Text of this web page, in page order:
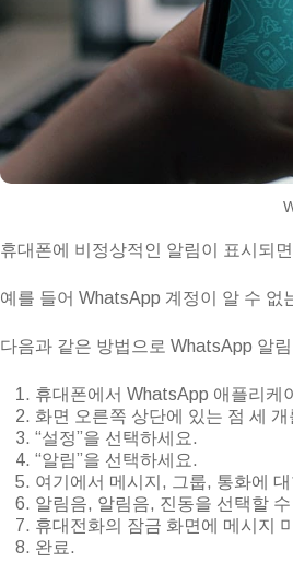
휴대폰에 비정상적인 알림이 표시되
예를 들어 WhatsApp 계정이 알 수 없
다음과 같은 방법으로 WhatsApp 알
휴대폰에서 WhatsApp 애플리케
화면 오른쪽 상단에 있는 점 세
“설정”을 선택하세요.
“알림”을 선택하세요.
여기에서 메시지, 그룹, 통화에
알림음, 알림음, 진동을 선택할
휴대전화의 잠금 화면에 메시지
완료.